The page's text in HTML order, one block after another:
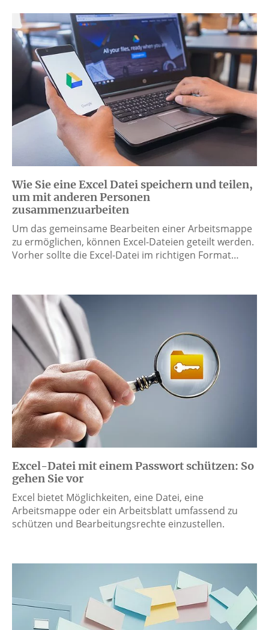
Wie Sie eine Excel Datei speichern und teilen,
um mit anderen Personen
zusammenzuarbeiten
Um das gemeinsame Bearbeiten einer Arbeitsmappe
zu ermöglichen, können Excel-Dateien geteilt werden.
Vorher sollte die Excel-Datei im richtigen Format…
Excel-Datei mit einem Passwort schützen: So
gehen Sie vor
Excel bietet Möglichkeiten, eine Datei, eine
Arbeitsmappe oder ein Arbeitsblatt umfassend zu
schützen und Bearbeitungsrechte einzustellen.